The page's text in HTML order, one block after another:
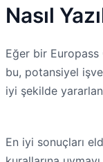
Nasıl
Eğer bir Europass
bu, potansiyel
iyi şekilde
En iyi sonuçları